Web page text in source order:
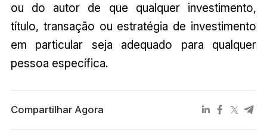
ou do autor de que qualquer investimento,
título, transação ou estratégia de investimento
em particular seja adequado para qualquer
pessoa específica.
Compartilhar Agora